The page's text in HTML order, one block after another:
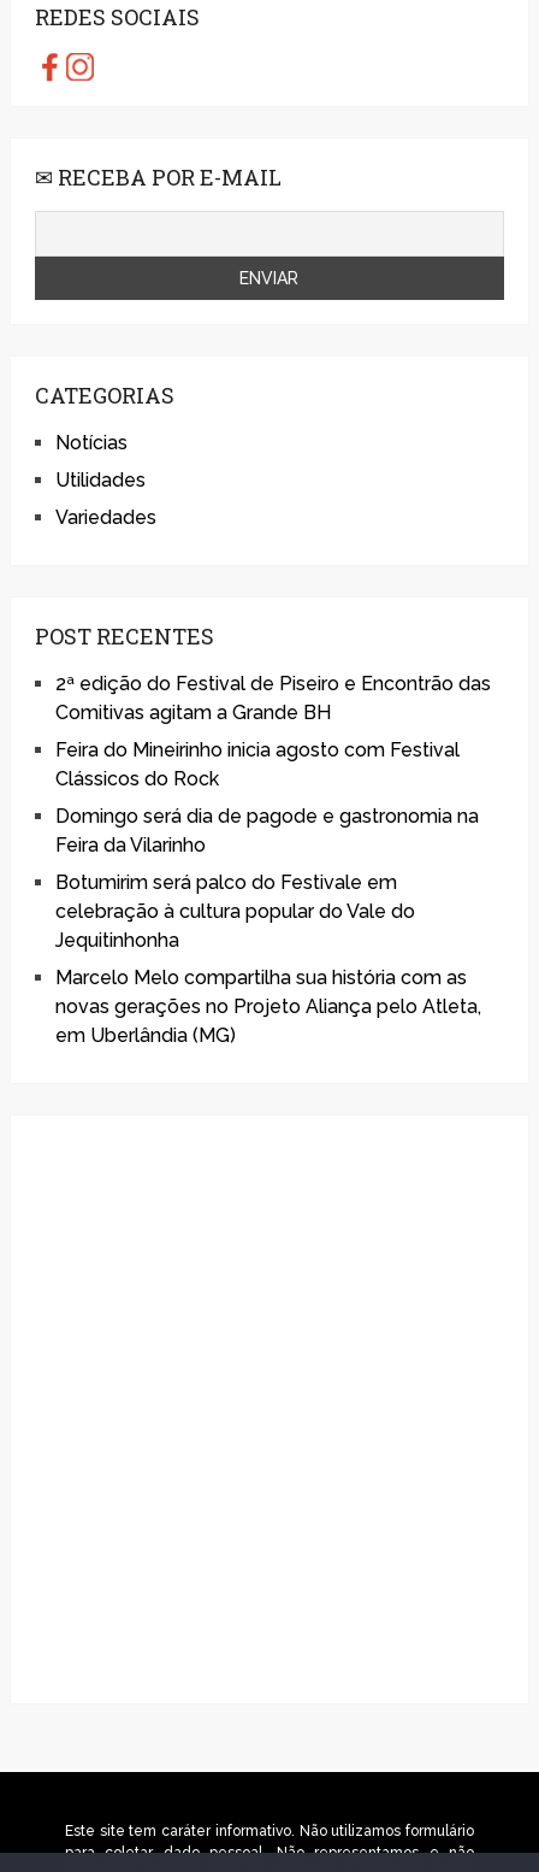
REDES SOCIAIS
✉ RECEBA POR E-MAIL
CATEGORIAS
Notícias
Utilidades
Variedades
POST RECENTES
2ª edição do Festival de Piseiro e Encontrão das
Comitivas agitam a Grande BH
Feira do Mineirinho inicia agosto com Festival
Clássicos do Rock
Domingo será dia de pagode e gastronomia na
Feira da Vilarinho
Botumirim será palco do Festivale em
celebração à cultura popular do Vale do
Jequitinhonha
Marcelo Melo compartilha sua história com as
novas gerações no Projeto Aliança pelo Atleta,
em Uberlândia (MG)
Este site tem caráter informativo. Não utilizamos formulário
para coletar dado pessoal. Não representamos e não